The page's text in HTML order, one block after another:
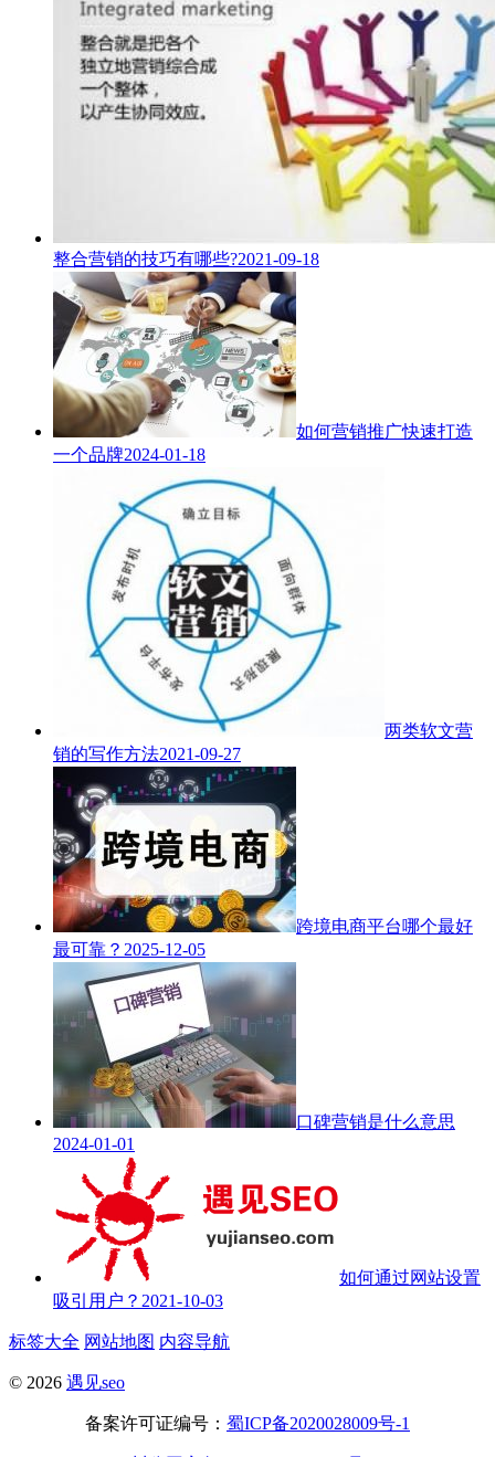
整合营销的技巧有哪些?2021-09-18
如何营销推广快速打造
一个品牌2024-01-18
两类软文营
销的写作方法2021-09-27
跨境电商平台哪个最好
最可靠？ 2025-12-05
口碑营销是什么意思
2024-01-01
如何通过网站设置
吸引用户？ 2021-10-03
标签大全 网站地图 内容导航
© 2026 遇见seo
备案许可证编号： 蜀ICP备2020028009号-1